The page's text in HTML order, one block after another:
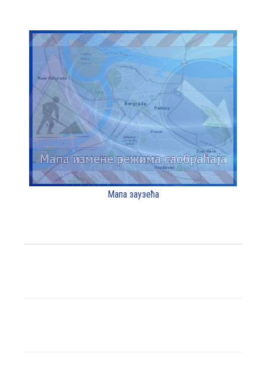
Мапа заузећа